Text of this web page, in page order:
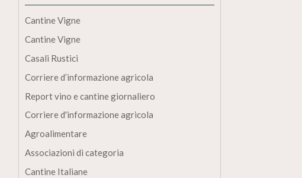
Cantine Vigne
Cantine Vigne
Casali Rustici
Corriere d’informazione agricola
Report vino e cantine giornaliero
Corriere d'informazione agricola
Agroalimentare
Associazioni di categoria
Cantine Italiane